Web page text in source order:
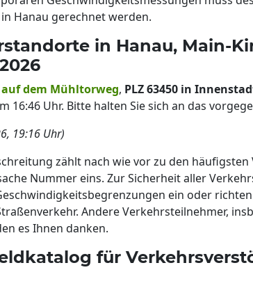
Hanau gerechnet werden.
in Hanau, Main-
auf dem Mühltorweg, PLZ 63450 in
16:46 Uhr. Bitte halten Sie sich an das
19:16 Uhr)
zählt nach wie vor zu den
Nummer eins. Zur Sicherheit aller
ein oder
Andere Verkehrsteilnehmer,
es Ihnen danken.
für